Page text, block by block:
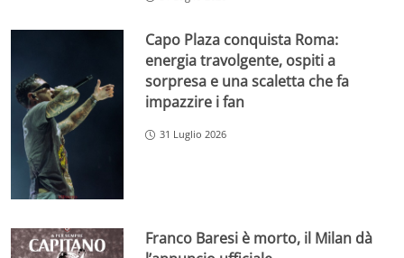
Capo Plaza conquista Roma:
energia travolgente, ospiti a
sorpresa e una scaletta che fa
impazzire i fan
31 Luglio 2026
Franco Baresi è morto, il Milan dà